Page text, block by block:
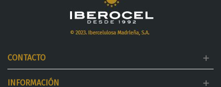
CONTACTO
INFORMACIÓN